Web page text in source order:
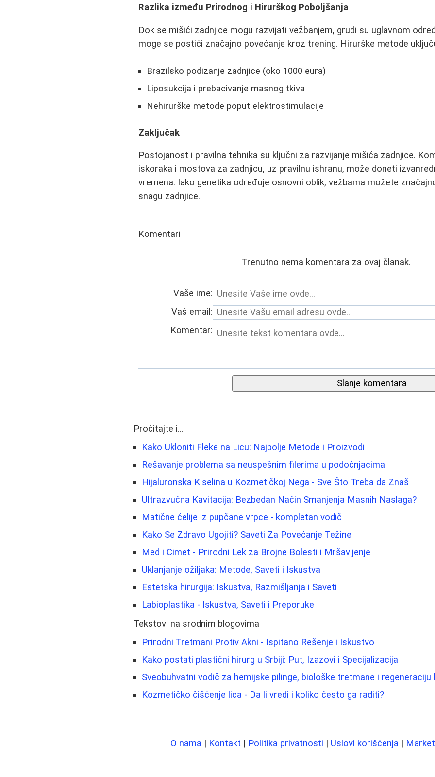
Razlika između Prirodnog i Hirurškog Poboljšanja
Dok se mišići zadnjice mogu razvijati vežbanjem, grudi su uglavnom
moge se postići značajno povećanje kroz trening. Hirurške metode
Brazilsko podizanje zadnjice (oko 1000 eura)
Liposukcija i prebacivanje masnog tkiva
Nehirurške metode poput elektrostimulacije
Zaključak
Postojanost i pravilna tehnika su ključni za razvijanje mišića zadnjice.
iskoraka i mostova za zadnjicu, uz pravilnu ishranu, može doneti
vremena. Iako genetika određuje osnovni oblik, vežbama možete
snagu zadnjice.
Komentari
Trenutno nema komentara za ovaj članak.
Vaše ime:
Vaš email:
Komentar:
Slanje komentara
Pročitajte i...
Kako Ukloniti Fleke na Licu: Najbolje Metode i Proizvodi
Rešavanje problema sa neuspešnim filerima u podočnjacima
Hijaluronska Kiselina u Kozmetičkoj Nega - Sve Što Treba da Znaš
Ultrazvučna Kavitacija: Bezbedan Način Smanjenja Masnih Naslaga?
Matične ćelije iz pupčane vrpce - kompletan vodič
Kako Se Zdravo Ugojiti? Saveti Za Povećanje Težine
Med i Cimet - Prirodni Lek za Brojne Bolesti i Mršavljenje
Uklanjanje ožiljaka: Metode, Saveti i Iskustva
Estetska hirurgija: Iskustva, Razmišljanja i Saveti
Labioplastika - Iskustva, Saveti i Preporuke
Tekstovi na srodnim blogovima
Prirodni Tretmani Protiv Akni - Ispitano Rešenje i Iskustvo
Kako postati plastični hirurg u Srbiji: Put, Izazovi i Specijalizacija
Sveobuhvatni vodič za hemijske pilinge, biološke tretmane i regeneraciju
Kozmetičko čišćenje lica - Da li vredi i koliko često ga raditi?
O nama | Kontakt | Politika privatnosti | Uslovi korišćenja |